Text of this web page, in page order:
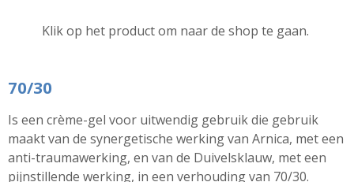
Klik op het product om naar de shop te gaan.
70/30
Is een crème-gel voor uitwendig gebruik die gebruik
maakt van de synergetische werking van Arnica, met een
anti-traumawerking, en van de Duivelsklauw, met een
pijnstillende werking, in een verhouding van 70/30.